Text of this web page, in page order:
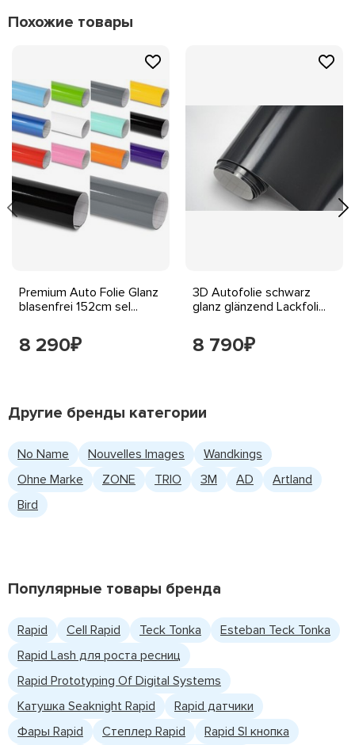
Похожие товары
Premium Auto Folie Glanz
blasenfrei 152cm sel...
8 290₽
3D Autofolie schwarz
glanz glänzend Lackfoli...
8 790₽
Другие бренды категории
No Name Nouvelles Images
Wandkings
Ohne Marke
ZONE TRIO 3M AD
Artland
Bird
Популярные товары бренда
Rapid Cell Rapid Teck Tonka
Esteban Teck Tonka
Rapid Lash для роста ресниц
Rapid Prototyping Of Digital Systems
Катушка Seaknight Rapid
Rapid датчики
Фары Rapid
Степлер Rapid
Rapid Sl кнопка